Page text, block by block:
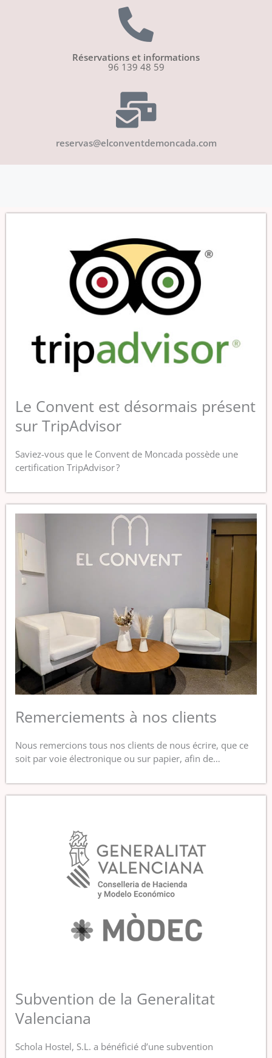
Réservations et informations
96 139 48 59
reservas@elconventdemoncada.com
Le Convent est désormais présent
sur TripAdvisor
Saviez-vous que le Convent de Moncada possède une
certification TripAdvisor ?
Remerciements à nos clients
Nous remercions tous nos clients de nous écrire, que ce
soit par voie électronique ou sur papier, afin de…
Subvention de la Generalitat
Valenciana
Schola Hostel, S.L. a bénéficié d’une subvention